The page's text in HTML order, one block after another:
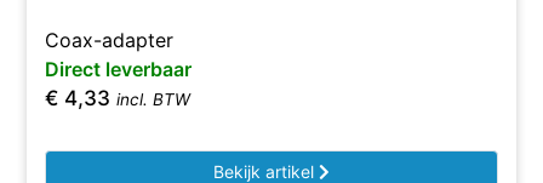
Coax-adapter
Direct leverbaar
€ 4,33 incl. BTW
Bekijk artikel